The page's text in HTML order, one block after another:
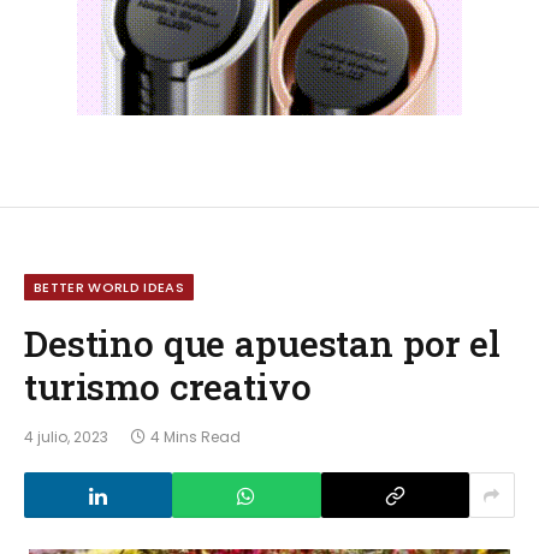
BETTER WORLD IDEAS
Destino que apuestan por el
turismo creativo
4 julio, 2023 4 Mins Read